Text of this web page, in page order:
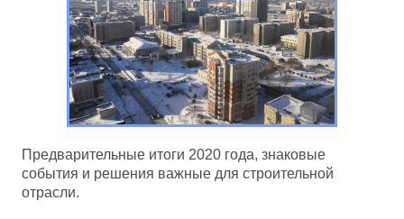
Предварительные итоги 2020 года, знаковые
события и решения важные для строительной
отрасли.